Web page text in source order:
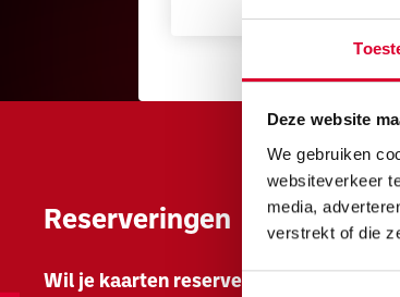
Deze website
We gebruiken
websiteverkeer
media,
verstrekt of die
Toestemmingsselectie
Reserveringen
Wil je kaarten reserveren?